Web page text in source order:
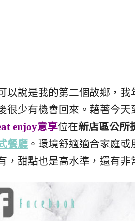
以說是我的第二個故鄉，我
很少有機會回來。藉著今天
enjoy意享位在新店區公所
餐廳 。環境舒適適合家庭或
，甜點也是高水準，還有非